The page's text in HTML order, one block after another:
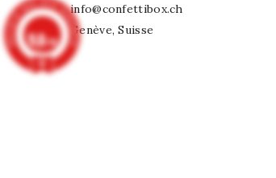
info@confettibox.ch
Genève, Suisse
9.8/10
902 avis